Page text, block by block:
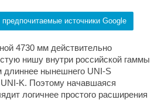
источники Google
4730 мм действительно
нишу внутри российской гаммы
длиннее нынешнего UNI-S
K. Поэтому начавшаяся
логичнее простого расширения